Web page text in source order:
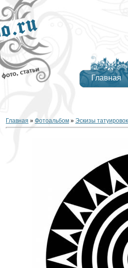
Главная
Главная » Фотоальбом » Эскизы татуировок